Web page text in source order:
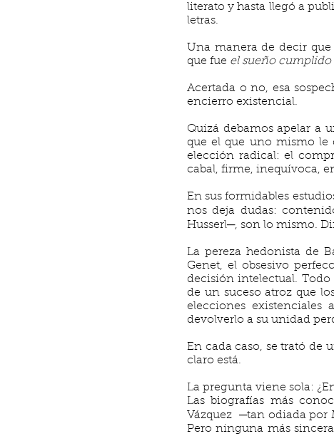
literato y hasta llegó a
letras.
Una manera de decir
que fue el sueño cumplido
Acertada o no, esa
encierro existencial.
Quizá debamos apelar a
que el que uno mismo le
elección radical: el
cabal, firme, inequívoca,
En sus formidables
nos deja dudas:
Husserl─, son lo mismo.
La pereza hedonista de
Genet, el obsesivo
decisión intelectual. Todo
de un suceso atroz que
elecciones existenciales
devolverlo a su unidad
En cada caso, se trató de
claro está.
La pregunta viene sola:
Las biografías más
Vázquez ─tan odiada por
Pero ninguna más